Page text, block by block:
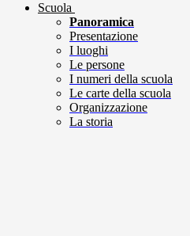
Scuola
Panoramica
Presentazione
I luoghi
Le persone
I numeri della scuola
Le carte della scuola
Organizzazione
La storia